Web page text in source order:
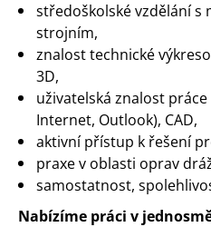
středoškolské vzdělání
strojním,
znalost technické
3D,
uživatelská znalost práce
Internet, Outlook), CAD,
aktivní přístup k řešení
praxe v oblasti oprav
samostatnost,
Nabízíme práci v